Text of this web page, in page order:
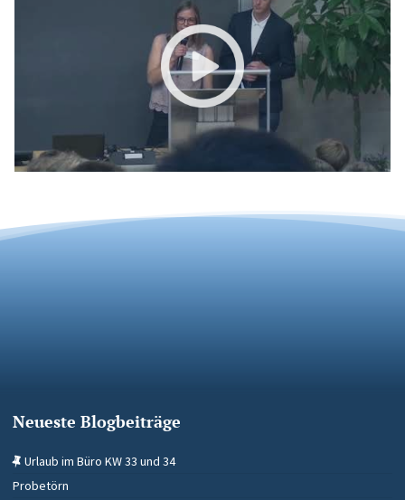
Neueste Blogbeiträge
Urlaub im Büro KW 33 und 34
Probetörn